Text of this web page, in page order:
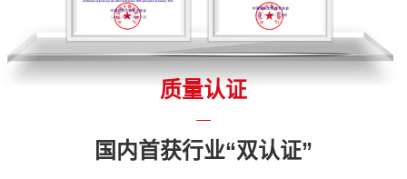
质量认证
国内首获行业“双认证”